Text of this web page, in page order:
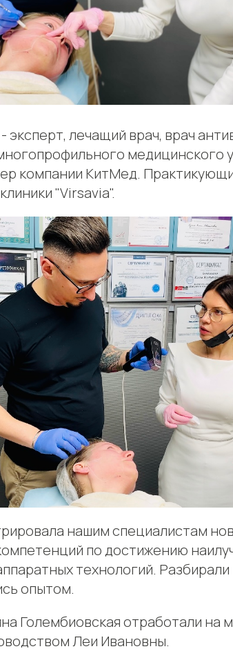
лечащий врач, врач
медицинского
компании КитМед.
"Virsavia".
нашим специалистам
по достижению
технологий.
опытом.
Голембиовская отработали на
Леи Ивановны.